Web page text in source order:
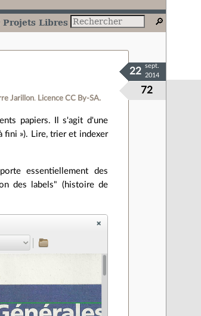
Projets Libres
Jarillon. Licence CC By‑SA.
72
22
sept.
2014
papiers. Il s'agit d'une
fini »). Lire, trier et indexer
essentiellement des
des labels" (histoire de